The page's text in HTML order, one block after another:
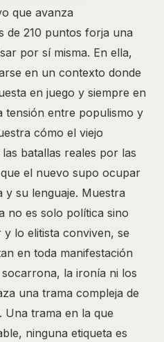
que avanza
de 210 puntos forja una
por sí misma. En ella,
en un contexto donde
en juego y siempre en
tensión entre populismo y
cómo el viejo
batallas reales por las
el nuevo supo ocupar
y su lenguaje. Muestra
no es solo política sino
lo elitista conviven, se
en toda manifestación
la ironía ni los
una trama compleja de
Una trama en la que
ninguna etiqueta es